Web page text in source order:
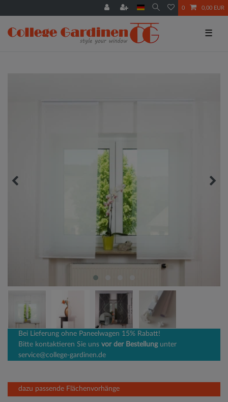
0 0,00 EUR
☰
Bei Lieferung ohne Paneelwagen 15% Rabatt!
Bitte kontaktieren Sie uns vor der Bestellungunter
service@college-gardinen.de
dazu passende Flächenvorhänge